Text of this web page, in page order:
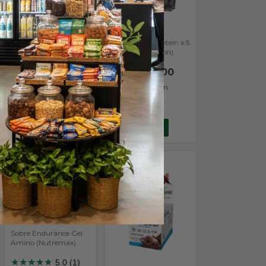
Omega 3 - Fish Oil x
30 caps (Gold
Nutrition)
★★★★★ 5.0 (1)
$37.400,00
$33.660,00con
Transferencia o
depósito
COMPRAR
100% Whey Protein x 5
lb (Gold Nutrition)
$240.300,00
$216.270,00
con
Transferencia o
depósito
COMPRAR
Sobre Endurance Gel
Amino (Nutremax)
★★★★★ 5.0 (1)